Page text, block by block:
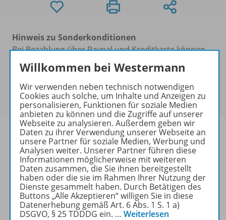
Hinweis zu Sonderkonditionen
Bei Bezahlung über Paypal und Kreditkarte können
keine Sonderkonditionen gewährt werden.
Sie haben ein passendes Spar-Paket ?
Um den für Sie gültigen Preis zu sehen,melden Sie
sich bitte an.
Informationen
Weitere Inhalte der Ausgabe
Willkommen bei Westermann
Wir verwenden neben technisch notwendigen
Cookies auch solche, um Inhalte und Anzeigen zu
personalisieren, Funktionen für soziale Medien
anbieten zu können und die Zugriffe auf unserer
Webseite zu analysieren. Außerdem geben wir
Daten zu ihrer Verwendung unserer Webseite an
unsere Partner für soziale Medien, Werbung und
Analysen weiter. Unserer Partner führen diese
Informationen möglicherweise mit weiteren
Daten zusammen, die Sie ihnen bereitgestellt
haben oder die sie im Rahmen Ihrer Nutzung der
Dienste gesammelt haben. Durch Betätigen des
Buttons „Alle Akzeptieren“ willigen Sie in diese
Datenerhebung gemäß Art. 6 Abs. 1 S. 1 a)
DSGVO, § 25 TDDDG ein. … Weiterlesen